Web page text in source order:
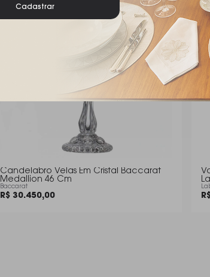
Cadastrar
Candelabro Velas Em Cristal Baccarat
Medallion 46 Cm
Baccarat
R$ 30.450,00